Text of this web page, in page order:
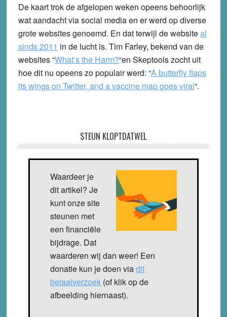
De kaart trok de afgelopen weken opeens behoorlijk
wat aandacht via social media en er werd op diverse
grote websites genoemd. En dat terwijl de websiteal
sinds 2011 in de lucht is. Tim Farley, bekend van de
websites “What’s the Harm?“en Skeptools zocht uit
hoe dit nu opeens zo populair werd: “A butterfly flaps
its wings on Twitter, and a vaccine map goes viral“.
STEUN KLOPTDATWEL
Waardeer je
dit artikel? Je
kunt onze site
steunen met
een financiële
bijdrage. Dat
waarderen wij dan weer! Een
donatie kun je doen viadit
betaalverzoek(of klik op de
afbeelding hiernaast).